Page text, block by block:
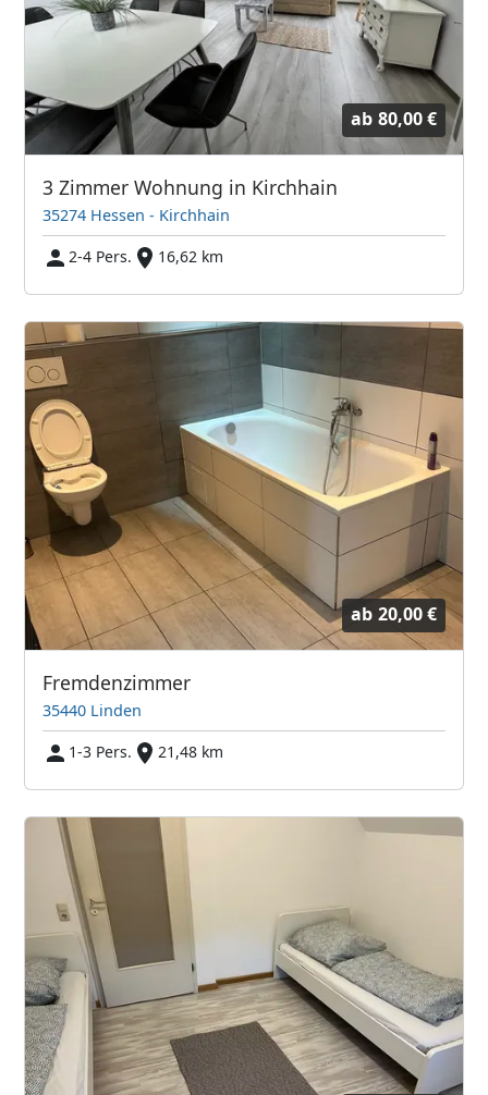
ab 80,00 €
3 Zimmer Wohnung in Kirchhain
35274 Hessen - Kirchhain
2-4 Pers.
16,62 km
ab 20,00 €
Fremdenzimmer
35440 Linden
1-3 Pers.
21,48 km